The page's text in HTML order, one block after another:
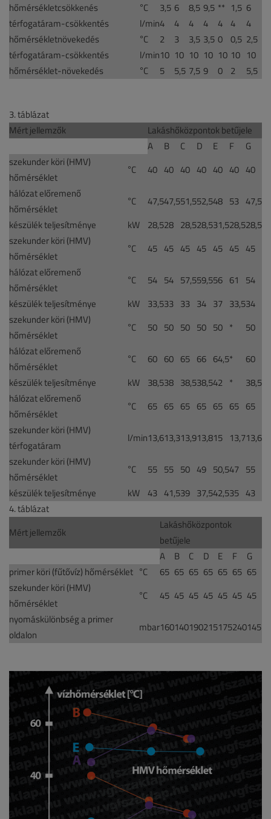
hőmérsékletcsökkenés
°C 3,5 6 8,5 9,5 ** 1,5 6
térfogatáram-csökkentés
l/min4 4 4 4 4 4
4
hőmérsékletnövekedés
°C 2 3 3,5 3,5 0 0,5 2,5
térfogatáram-csökkentés
l/min10 10 10 10 10 10 10
hőmérséklet-növekedés
°C 5 5,5 7,5 9 0 2 5,5
3. táblázat
Mért jellemzők
Lakáshőközpontok betűjele
A
B C D E F
G
szekunder köri (HMV)
hőmérséklet
°C 40 40 40 40 40 40 40
hálózat előremenő
hőmérséklet
°C 47,547,551,552,548 53 47,5
készülék teljesítménye
kW 28,528 28,528,531,528,528,5
szekunder köri (HMV)
hőmérséklet
°C 45 45 45 45 45 45 45
hálózat előremenő
hőmérséklet
°C 54 54 57,559,556 61
54
készülék teljesítménye
kW 33,533 33 34 37 33,534
szekunder köri (HMV)
hőmérséklet
°C 50 50 50 50 50 *
50
hálózat előremenő
hőmérséklet
°C 60 60 65 66 64,5*
60
készülék teljesítménye
kW 38,538 38,538,542 *
38,5
hálózat előremenő
hőmérséklet
°C 65 65 65 65 65 65 65
szekunder köri (HMV)
térfogatáram
l/min13,613,313,913,815 13,713,6
szekunder köri (HMV)
hőmérséklet
°C 55 55 50 49 50,547 55
készülék teljesítménye
kW 43 41,539 37,542,535 43
4. táblázat
Mért jellemzők
Lakáshőközpontok
betűjele
A
B C D E F
G
primer köri (fűtővíz) hőmérséklet °C 65 65 65 65 65 65 65
szekunder köri (HMV)
hőmérséklet
°C 45 45 45 45 45 45 45
nyomáskülönbség a primer
oldalon
mbar160140190215175240145